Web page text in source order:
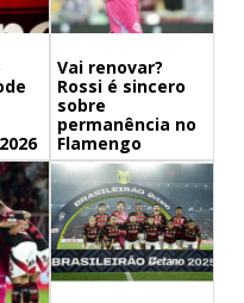
Vai renovar?
Rossi é sincero
sobre
permanência no
Flamengo